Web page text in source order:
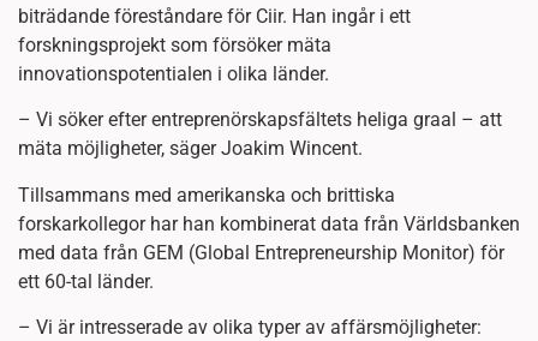
biträdande föreståndare för Ciir. Han ingår i ett
forskningsprojekt som försöker mäta
innovationspotentialen i olika länder.
– Vi söker efter entreprenörskapsfältets heliga graal – att
mäta möjligheter, säger Joakim Wincent.
Tillsammans med amerikanska och brittiska
forskarkollegor har han kombinerat data från Världsbanken
med data från GEM (Global Entrepreneurship Monitor) för
ett 60-tal länder.
– Vi är intresserade av olika typer av affärsmöjligheter: